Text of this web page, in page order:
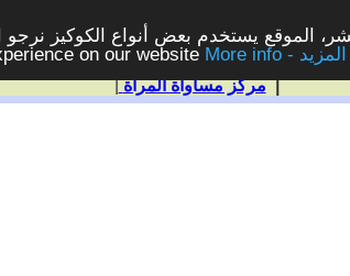
الموقع يستخدم بعض أنواع الكوكيز
on our website
More info - المزيد
| مركز مساواة المرأة|